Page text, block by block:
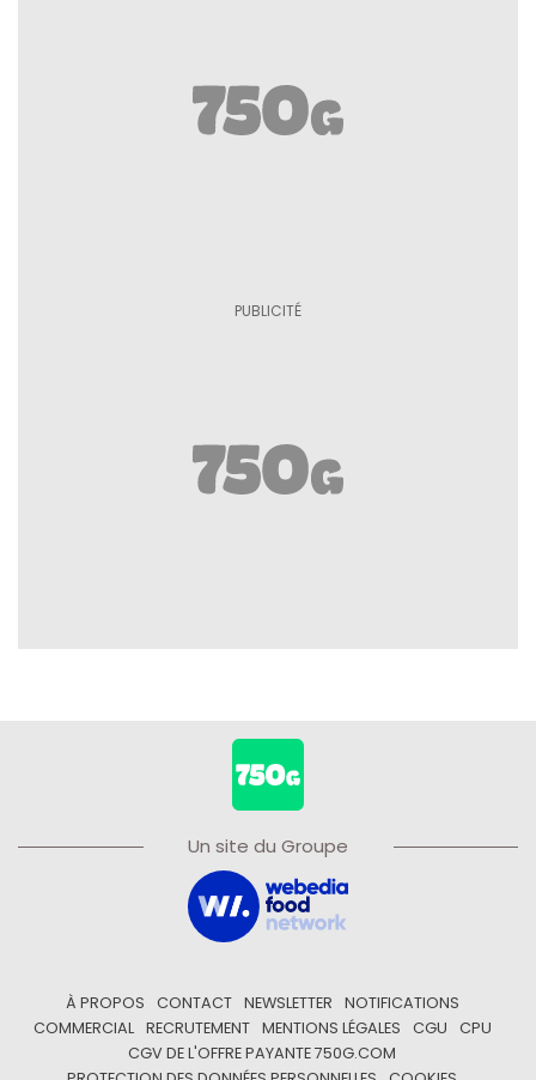
Un site du Groupe
À PROPOS CONTACT NEWSLETTER
NOTIFICATIONS
COMMERCIAL
RECRUTEMENT MENTIONS LÉGALES CGU
CPU
CGV DE L'OFFRE PAYANTE 750G.COM